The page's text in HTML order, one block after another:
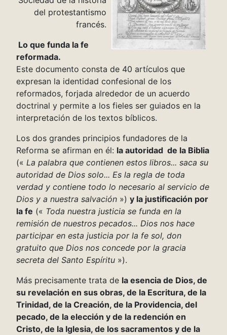
del protestantismo
francés.
Lo que funda la fe
reformada.
Este documento consta de 40 artículos que
expresan la identidad confesional de los
reformados, forjada alrededor de un acuerdo
doctrinal y permite a los fieles ser guiados en la
interpretación de los textos bíblicos.
Los dos grandes principios fundadores de la
Reforma se afirman en él: la autoridad de la Biblia
(« La palabra que contienen estos libros... saca su
autoridad de Dios solo... Es la regla de toda
verdad y contiene todo lo necesario al servicio de
Dios y a nuestra salvación ») y la justificación por
la fe (« Toda nuestra justicia se funda en la
remisión de nuestros pecados... Dios nos hace
participar en esta justicia por la fe sol, don
gratuito que Dios nos concede por la gracia
secreta del Santo Espíritu »).
Más precisamente trata de la esencia de Dios, de
su revelación en sus obras, de la Escritura, de la
Trinidad, de la Creación, de la Providencia, del
pecado, de la elección y de la redención en
Cristo, de la Iglesia, de los sacramentos y de la